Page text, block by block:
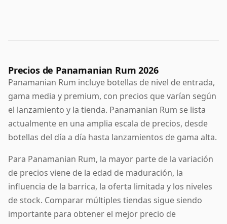
Precios de Panamanian Rum 2026
Panamanian Rum incluye botellas de nivel de entrada,
gama media y premium, con precios que varían según
el lanzamiento y la tienda. Panamanian Rum se lista
actualmente en una amplia escala de precios, desde
botellas del día a día hasta lanzamientos de gama alta.
Para Panamanian Rum, la mayor parte de la variación
de precios viene de la edad de maduración, la
influencia de la barrica, la oferta limitada y los niveles
de stock. Comparar múltiples tiendas sigue siendo
importante para obtener el mejor precio de